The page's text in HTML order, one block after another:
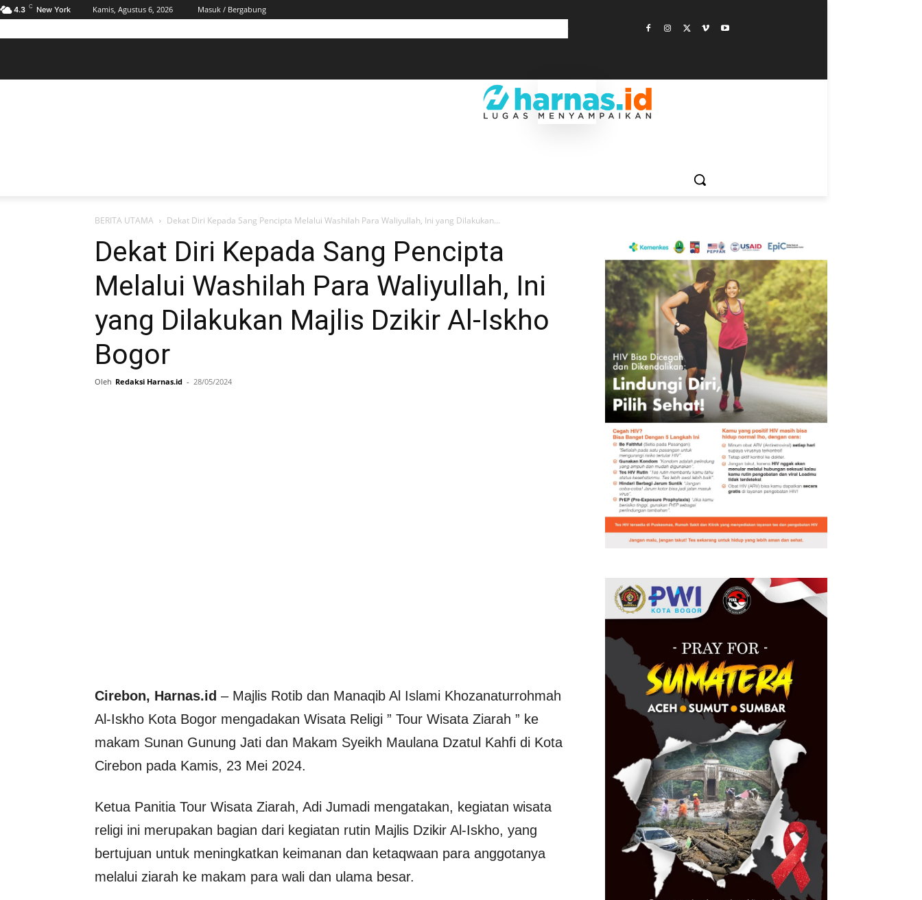
4.3 C New York Kamis, Agustus 6, 2026
Masuk / Bergabung
BERITA UTAMA Dekat Diri Kepada Sang Pencipta Melalui Washilah Para Waliyullah, Ini yang Dilakukan...
Dekat Diri Kepada Sang Pencipta
Melalui Washilah Para Waliyullah, Ini
yang Dilakukan Majlis Dzikir Al-Iskho
Bogor
Oleh Redaksi Harnas.id - 28/05/2024
Cirebon, Harnas.id – Majlis Rotib dan Manaqib Al Islami Khozanaturrohmah
Al-Iskho Kota Bogor mengadakan Wisata Religi ” Tour Wisata Ziarah ” ke
makam Sunan Gunung Jati dan Makam Syeikh Maulana Dzatul Kahfi di Kota
Cirebon pada Kamis, 23 Mei 2024.
Ketua Panitia Tour Wisata Ziarah, Adi Jumadi mengatakan, kegiatan wisata
religi ini merupakan bagian dari kegiatan rutin Majlis Dzikir Al-Iskho, yang
bertujuan untuk meningkatkan keimanan dan ketaqwaan para anggotanya
melalui ziarah ke makam para wali dan ulama besar.